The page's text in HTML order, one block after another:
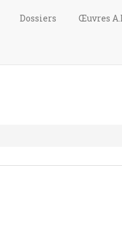
Dossiers Œuvres